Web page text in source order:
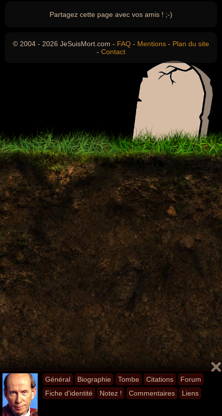
Général Biographie Tombe Citations
Forum
Fiche d'identité
Notez ! Commentaires Liens
Partagez cette page avec vos amis ! ;-)
© 2004 - 2026 JeSuisMort.com - FAQ - Mentions - Plan du site
- Contact